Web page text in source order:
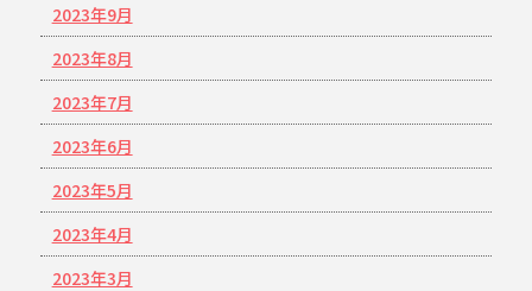
2023年9月
2023年8月
2023年7月
2023年6月
2023年5月
2023年4月
2023年3月